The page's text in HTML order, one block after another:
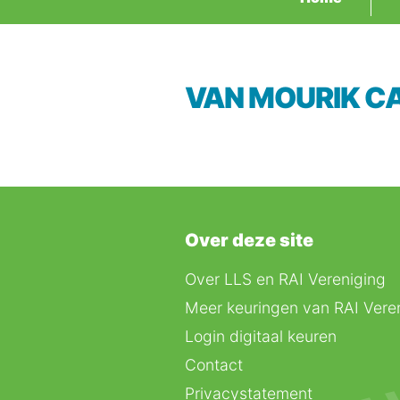
VAN MOURIK
Over deze site
Over LLS en RAI Vereniging
Meer keuringen van RAI
Login digitaal keuren
Contact
Privacystatement